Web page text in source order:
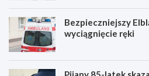
Bezpieczniejszy
wyciągnięcie ręki